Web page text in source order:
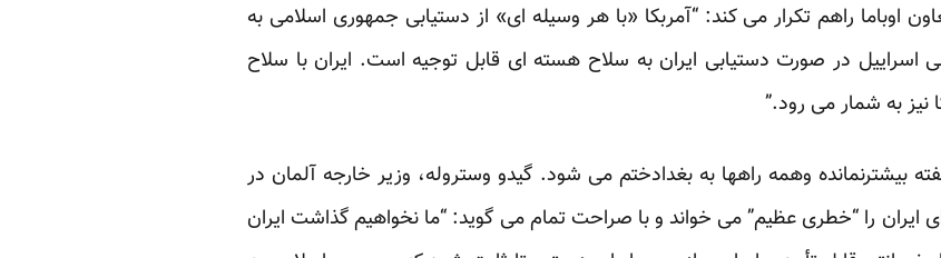
اوباما راهم تکرار می کند: “آمربکا «با هر وسیله ای» از دستیابی جمهوری اسلامی به
اسراییل در صورت دستیابی ایران به سلاح هسته ای قابل توجیه است. ایران با سلاح
به شمار می رود.”
بیشترنمانده وهمه راهها به بغدادختم می شود. گیدو وستروله، وزیر خارجه آلمان در
را “خطری عظیم” می خواند و با صراحت تمام می گوید: “ما نخواهیم گذاشت ایران